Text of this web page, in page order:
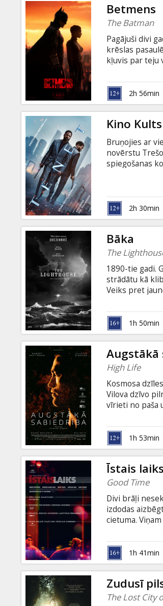
Betmens
The Batman
Pagājuši divi
krēslas
kļuvis par teju
pasaulē
plāniem
tiesa un
2h 56min
Kino
Bruņojies ar
novērstu
spiegošanas
2h 30min
Bāka
The
1890-tie gadi.
strādātu kā
Veiks pret
pavadīt četras
sadursmi...
1h 50min
Augstākā
High Life
Kosmosa
Vilova dzīvo
vīrieti no paša
kosmosa
nosūtītas
Monte un
sajūt
1h 53min
Īstais laiks
Good Time
Divi brāļi
izdodas
cietuma.
1h 41min
Zudusī
The Lost City